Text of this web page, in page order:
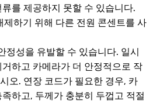
를 제공하지 못할 수 있습니다.
제하기 위해 다른 전원 콘센트를 사
정성을 유발할 수 있습니다. 일시
하고 카메라가 더 안정적으로 작
오. 연장 코드가 필요한 경우, 카
하고, 두께가 충분히 두껍고 적절